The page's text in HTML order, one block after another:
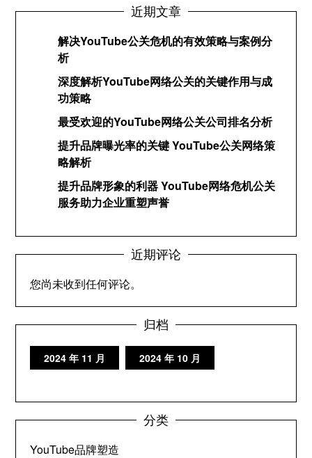
近期文章
解决YouTube公关危机的有效策略与案例分
析
深度解析YouTube网络公关的关键作用与成
功策略
最受欢迎的YouTube网络公关公司排名分析
提升品牌曝光率的关键 YouTube公关网络策
略解析
提升品牌形象的利器 YouTube网络危机公关
服务助力企业重塑声誉
近期评论
您尚未收到任何评论。
归档
2024 年 11 月 2024 年 10 月
分类
YouTube品牌塑造